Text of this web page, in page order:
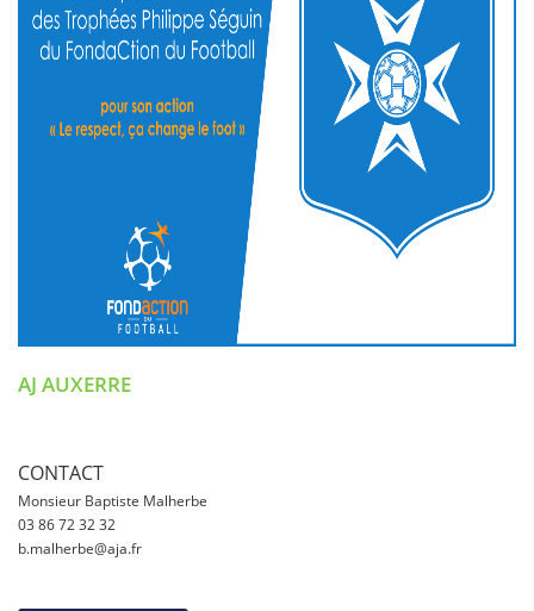
AJ AUXERRE
CONTACT
Monsieur Baptiste Malherbe
03 86 72 32 32
b.malherbe@aja.fr